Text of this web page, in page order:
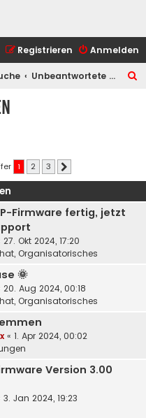
Anmelden
Registrieren
Unbeantwortete Themen
1 2 3
Firmware fertig, jetzt
27. Okt 2024, 17:20
Organisatorisches
🌞
20. Aug 2024, 00:18
Organisatorisches
« 1. Apr 2024, 00:02
Version 3.00
3. Jan 2024, 19:23